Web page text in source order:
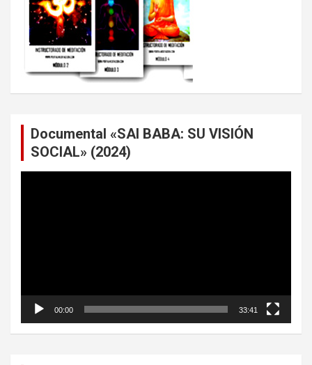
Documental «SAI BABA: SU VISIÓN
SOCIAL» (2024)
00:00 33:41